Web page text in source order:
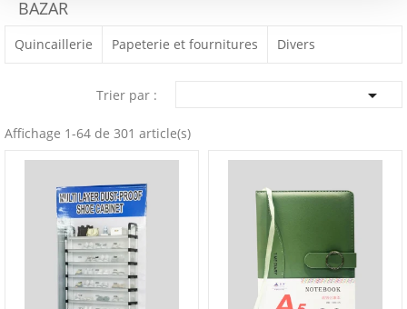
BAZAR
Quincaillerie Papeterie et fournitures Divers
Trier par : 
Affichage 1-64 de 301 article(s)